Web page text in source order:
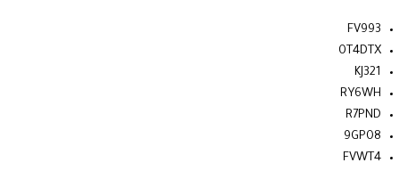
FV993
0T4DTX
KJ321
RY6WH
R7PND
9GP08
FVWT4